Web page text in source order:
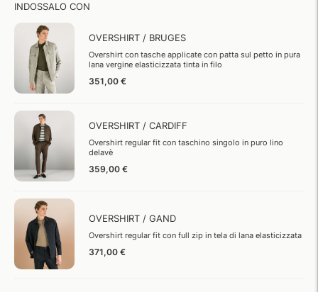
INDOSSALO CON
OVERSHIRT / BRUGES
Overshirt con tasche applicate con patta sul petto in pura
lana vergine elasticizzata tinta in filo
351,00 €
OVERSHIRT / CARDIFF
Overshirt regular fit con taschino singolo in puro lino
delavè
359,00 €
OVERSHIRT / GAND
Overshirt regular fit con full zip in tela di lana elasticizzata
371,00 €